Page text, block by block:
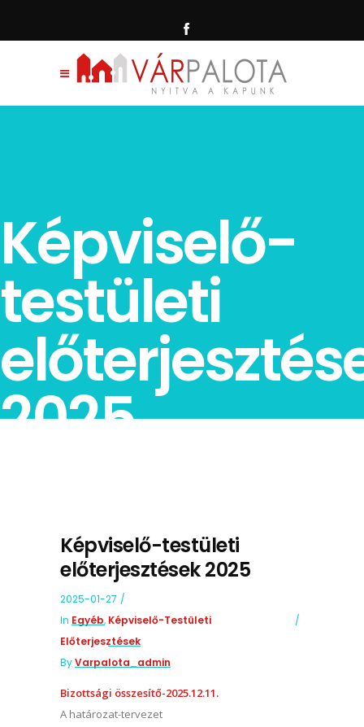
Képviselő-
testületi
2025
Képviselő-testületi
előterjesztések 2025
2025-01-27
In Egyéb, Képviselő-Testületi
Előterjesztések
ByVarpalota_admin
Bizottsági összesítő-2025.12.11.
A határozat-tervezet